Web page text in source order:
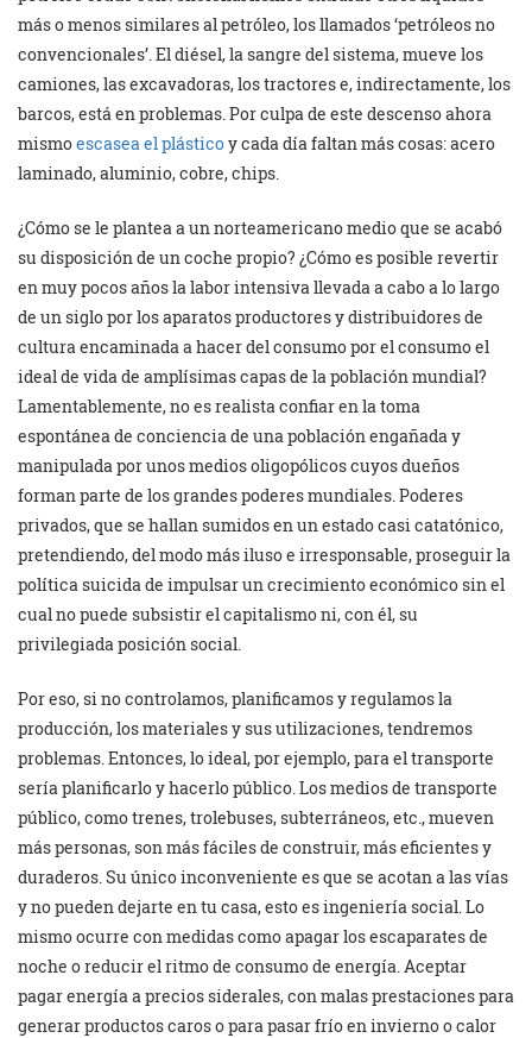
más o menos similares al petróleo, los llamados ‘petróleos no
convencionales’. El diésel, la sangre del sistema, mueve los
camiones, las excavadoras, los tractores e, indirectamente, los
barcos, está en problemas. Por culpa de este descenso ahora
mismoescasea el plásticoy cada día faltan más cosas: acero
laminado, aluminio, cobre, chips.
¿Cómo se le plantea a un norteamericano medio que se acabó
su disposición de un coche propio? ¿Cómo es posible revertir
en muy pocos años la labor intensiva llevada a cabo a lo largo
de un siglo por los aparatos productores y distribuidores de
cultura encaminada a hacer del consumo por el consumo el
ideal de vida de amplísimas capas de la población mundial?
Lamentablemente, no es realista confiar en la toma
espontánea de conciencia de una población engañada y
manipulada por unos medios oligopólicos cuyos dueños
forman parte de los grandes poderes mundiales. Poderes
privados, que se hallan sumidos en un estado casi catatónico,
pretendiendo, del modo más iluso e irresponsable, proseguir la
política suicida de impulsar un crecimiento económico sin el
cual no puede subsistir el capitalismo ni, con él, su
privilegiada posición social.
Por eso, si no controlamos, planificamos y regulamos la
producción, los materiales y sus utilizaciones, tendremos
problemas. Entonces, lo ideal, por ejemplo, para el transporte
sería planificarlo y hacerlo público. Los medios de transporte
público, como trenes, trolebuses, subterráneos, etc., mueven
más personas, son más fáciles de construir, más eficientes y
duraderos. Su único inconveniente es que se acotan a las vías
y no pueden dejarte en tu casa, esto es ingeniería social. Lo
mismo ocurre con medidas como apagar los escaparates de
noche o reducir el ritmo de consumo de energía. Aceptar
pagar energía a precios siderales, con malas prestaciones para
generar productos caros o para pasar frío en invierno o calor